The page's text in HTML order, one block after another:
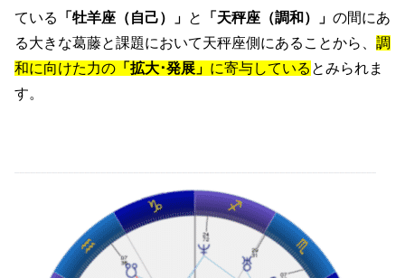
ている
「牡羊座（自己）」 と 「天秤座（調和）」 の間にあ
る大きな葛藤と課題において天秤座側にあることから、 調
和に向けた力の 「拡大･発展」 に寄与している とみられま
す。